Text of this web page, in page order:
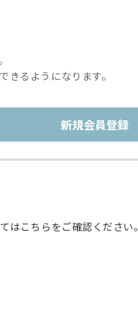
るようになります。
はこちらをご確認ください。